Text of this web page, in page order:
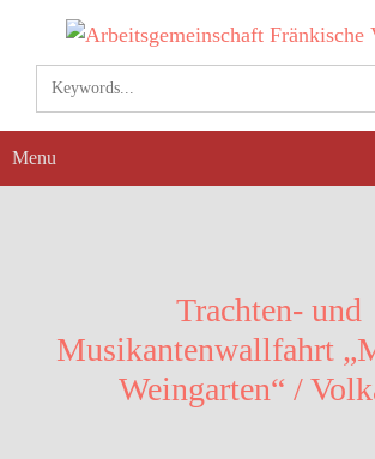
content
Menu
Trachten- und
Musikantenwallfahrt
Weingarten“ /